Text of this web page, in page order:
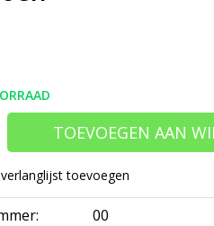
TOEVOEGEN AAN
toevoegen
00